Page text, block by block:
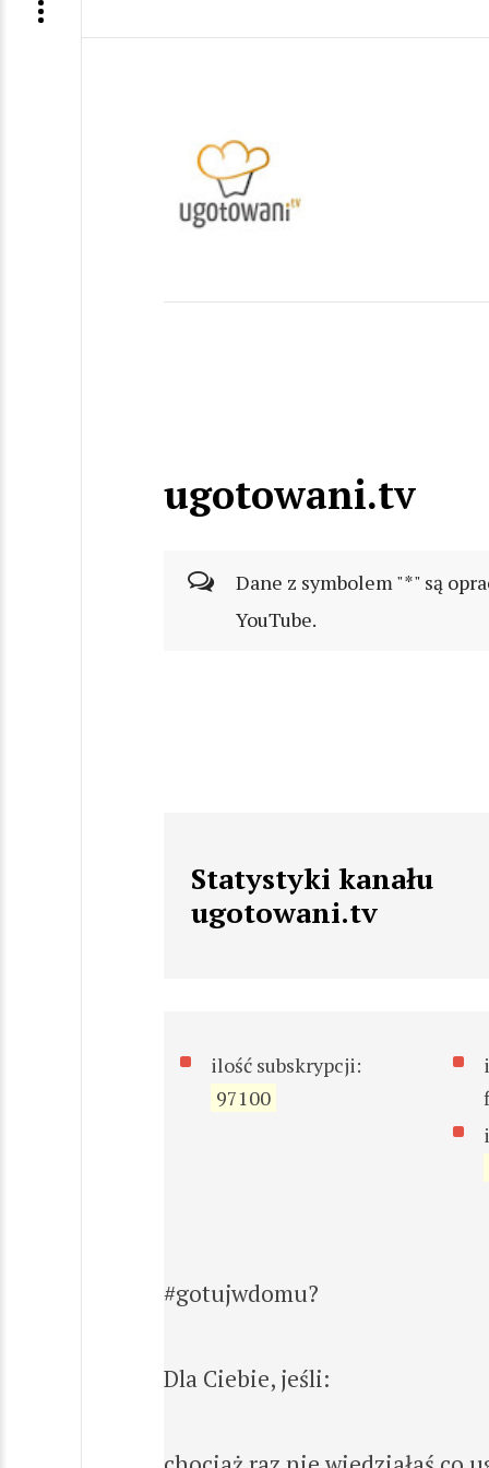
ugotowani.tv
Dane z symbolem "*" są
YouTube.
Statystyki kanału
ugotowani.tv
ilość subskrypcji:
97100
#gotujwdomu?
Dla Ciebie, jeśli: